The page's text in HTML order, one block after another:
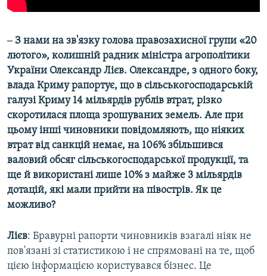
‒ З нами на зв'язку голова правозахисної групи «20
лютого», колишній радник міністра агрополітики
України Олександр Лієв. Олександре, з одного боку,
влада Криму рапортує, що в сільськогосподарській
галузі Криму 14 мільярдів рублів втрат, різко
скоротилася площа зрошуваних земель. Але при
цьому інші чиновники повідомляють, що ніяких
втрат від санкцій немає, на 106% збільшився
валовий обсяг сільськогосподарської продукції, та
ще й використані лише 10% з майже 3 мільярдів
дотацій, які мали прийти на півострів. Як це
можливо?
Лієв: Бравурні рапорти чиновників взагалі ніяк не
пов'язані зі статистикою і не спрямовані на те, щоб
цією інформацією користувався бізнес. Це